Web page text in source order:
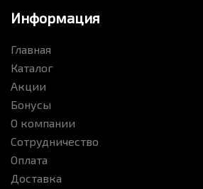
Информация
Главная
Каталог
Акции
Бонусы
О компании
Сотрудничество
Оплата
Доставка